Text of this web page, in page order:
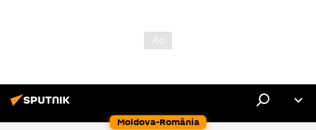
Moldova-România